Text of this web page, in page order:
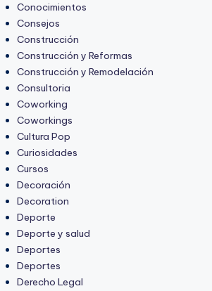
Conocimientos
Consejos
Construcción
Construcción y Reformas
Construcción y Remodelación
Consultoria
Coworking
Coworkings
Cultura Pop
Curiosidades
Cursos
Decoración
Decoration
Deporte
Deporte y salud
Deportes
Deportes
Derecho Legal